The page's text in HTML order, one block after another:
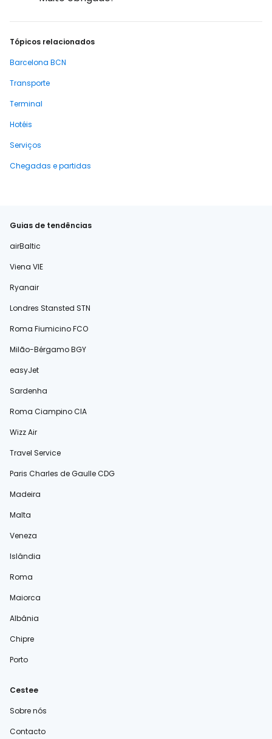
Tópicos relacionados
Barcelona BCN
Transporte
Terminal
Hotéis
Serviços
Chegadas e partidas
Guias de tendências
airBaltic
Viena VIE
Ryanair
Londres Stansted STN
Roma Fiumicino FCO
Milão-Bérgamo BGY
easyJet
Sardenha
Roma Ciampino CIA
Wizz Air
Travel Service
Paris Charles de Gaulle CDG
Madeira
Malta
Veneza
Islândia
Roma
Maiorca
Albânia
Chipre
Porto
Cestee
Sobre nós
Contacto